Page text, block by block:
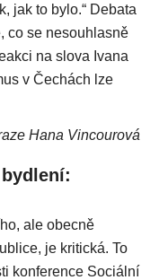
jak to bylo.“ Debata
co se nesouhlasně
na slova Ivana
v Čechách lze
Hana Vincourová
ale obecně
je kritická. To
konference Sociální